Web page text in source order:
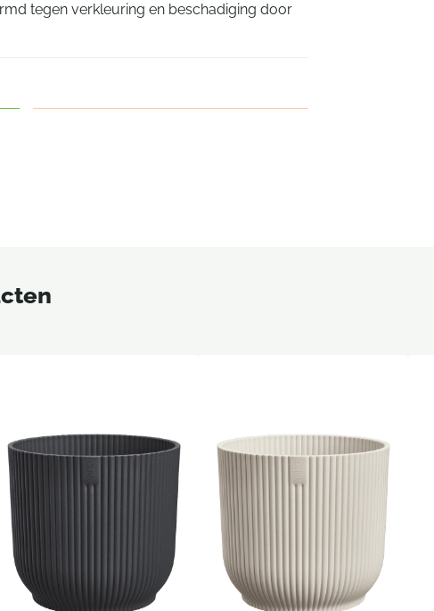
tegen verkleuring en beschadiging door